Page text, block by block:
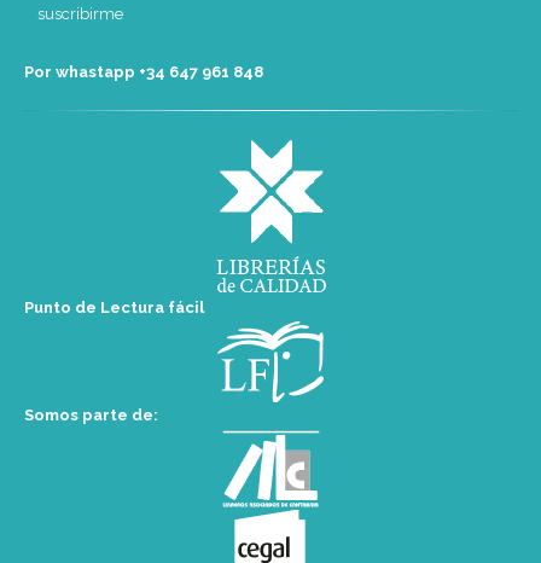
Por whastapp +34 ‭647 961 848‬
Punto de Lectura fácil
Somos parte de: